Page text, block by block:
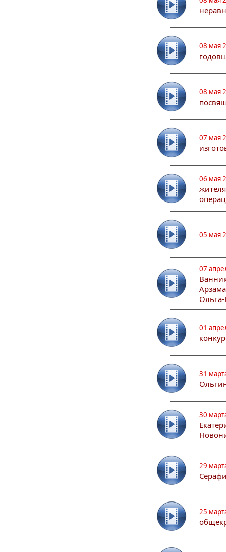
08 мая
08 мая
07 мая
06 мая
05 мая
07
01
31
30
29
25